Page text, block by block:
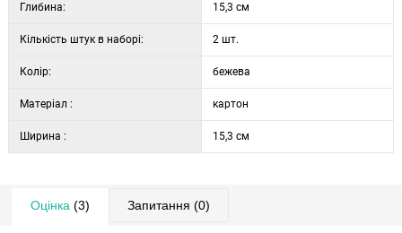
Глибина: 15,3 см
Кількість штук в наборі: 2 шт.
Колір: бежева
Матеріал : картон
Ширина : 15,3 см
Оцінка (3) Запитання (0)